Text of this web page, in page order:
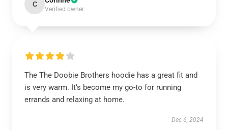
C
Verified owner
The The Doobie Brothers hoodie has a great fit and
is very warm. It’s become my go-to for running
errands and relaxing at home.
Dec 6, 2024